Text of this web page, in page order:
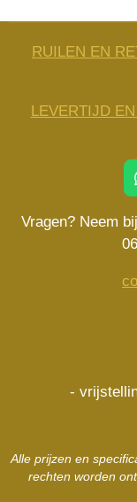
RUILEN EN
LEVERTIJD
Vragen? Neem
-
Alle prijzen en
rechten worden